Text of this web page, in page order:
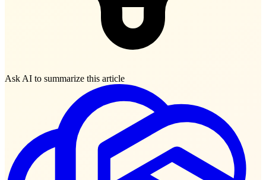
Ask AI to summarize this article